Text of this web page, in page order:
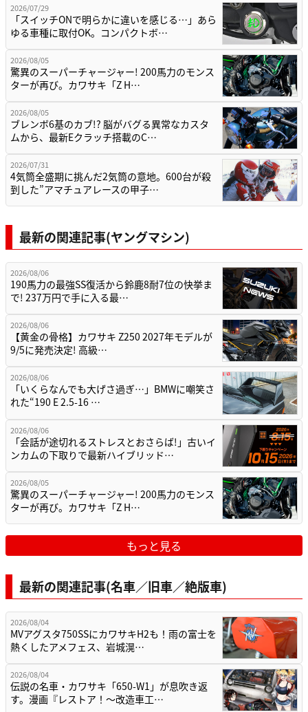
2026/07/29
「スイッチONで明らかに違いを感じる…」あら
ゆる車種に取付OK。コンパクトボ…
2026/08/05
驚異のスーパーチャージャー! 200馬力のモンス
ターが再び。カワサキ「Z H…
2026/08/05
ブレンボ6基のカブ!? 脳がバグる異常なカスタ
ムから、最新Eクラッチ搭載のC…
2026/07/31
4気筒全盛期に挑んだ2気筒の意地。600台が殺
到した”アマチュアレースの甲子…
最新の関連記事(ヤングマシン)
2026/08/06
190馬力の最強SS復活から鈴鹿8耐7位の快挙ま
で! 237万円で手に入る最…
2026/08/06
【黄金の骨格】カワサキ Z250 2027年モデルが
9/5に発売決定! 高級…
2026/08/06
「いくらなんでも大げさ過ぎ…」BMWに嘲笑さ
れた“190 E 2.5-16 …
2026/08/06
「会話が途切れるストレスとおさらば!」古いイ
ンカムの下取りで最新ハイブリッド…
2026/08/05
驚異のスーパーチャージャー! 200馬力のモンス
ターが再び。カワサキ「Z H…
もっと見る
最新の関連記事(名車／旧車／絶版車)
2026/08/04
MVアグスタ750SSにカワサキH2も！雨の富士を
熱くしたアメフェス、岩城滉…
2026/08/04
伝説の名車・カワサキ「650-W1」が息吹き返
す。漫画『レストア！～改造車工…